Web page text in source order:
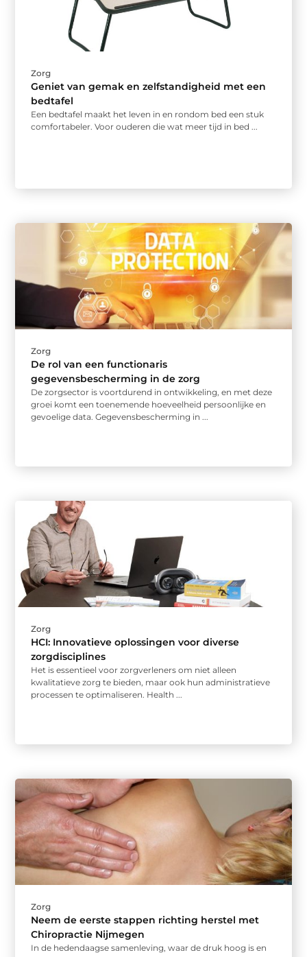
Zorg
Geniet van gemak en zelfstandigheid met een
bedtafel
Een bedtafel maakt het leven in en rondom bed een stuk
comfortabeler. Voor ouderen die wat meer tijd in bed ...
Zorg
De rol van een functionaris
gegevensbescherming in de zorg
De zorgsector is voortdurend in ontwikkeling, en met deze
groei komt een toenemende hoeveelheid persoonlijke en
gevoelige data. Gegevensbescherming in ...
Zorg
HCI: Innovatieve oplossingen voor diverse
zorgdisciplines
Het is essentieel voor zorgverleners om niet alleen
kwalitatieve zorg te bieden, maar ook hun administratieve
processen te optimaliseren. Health ...
Zorg
Neem de eerste stappen richting herstel met
Chiropractie Nijmegen
In de hedendaagse samenleving, waar de druk hoog is en